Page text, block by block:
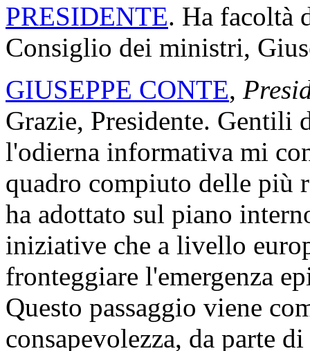
PRESIDENTE. Ha facoltà
Consiglio dei ministri,
GIUSEPPE CONTE,
Grazie, Presidente. Gentili
l'odierna informativa mi
quadro compiuto delle più
ha adottato sul piano
iniziative che a livello
fronteggiare l'emergenza
Questo passaggio viene
consapevolezza, da parte